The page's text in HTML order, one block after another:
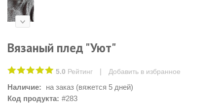
Вязаный плед "Уют"
5.0 Рейтинг | Добавить в избранное
Наличие:
на заказ (вяжется 5 дней)
Код продукта: #283